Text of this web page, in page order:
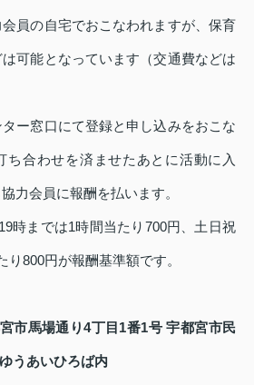
員の自宅でおこなわれますが、保育
可能となっています（交通費などは
ー窓口にて登録と申し込みをおこな
ち合わせを済ませたあとに活動に入
力会員に報酬を払います。
時までは1時間当たり700円、土日祝
り800円が報酬基準額です。
市馬場通り4丁目1番1号 宇都宮市民
うあいひろば内